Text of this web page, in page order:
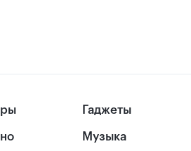
Гаджеты
Музыка